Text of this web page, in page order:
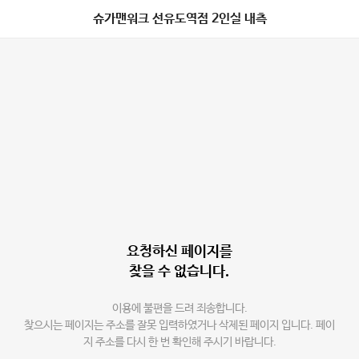
슈가맨워크 선유도역점 2인실 내측
요청하신 페이지를
찾을 수 없습니다.
이용에 불편을 드려 죄송합니다.
찾으시는 페이지는 주소를 잘못 입력하였거나 삭제된 페이지 입니다. 페이
지 주소를 다시 한 번 확인해 주시기 바랍니다.